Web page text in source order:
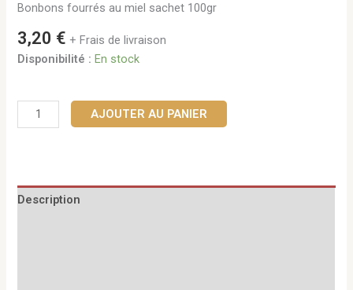
Bonbons fourrés au miel sachet 100gr
3,20 € + Frais de livraison
Disponibilité : En stock
AJOUTER AU PANIER
Description